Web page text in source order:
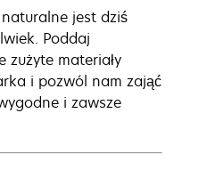
jest dziś
Poddaj
zużyte materiały
i pozwól nam zająć
i zawsze